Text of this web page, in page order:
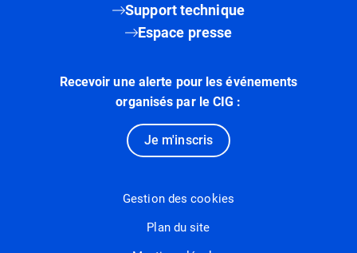
Support technique
Espace presse
Recevoir une alerte pour les événements
organisés par le CIG :
Je m'inscris
Gestion des cookies
Plan du site